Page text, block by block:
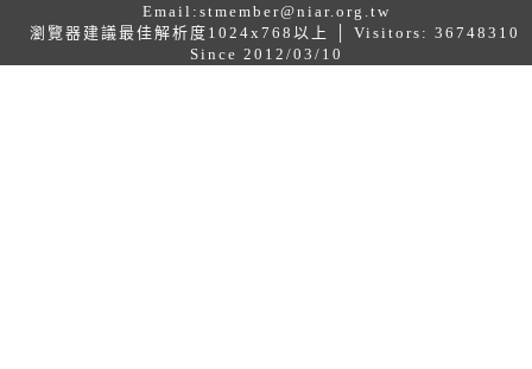
Email: stmember@niar.org.tw
瀏覽器建議最佳解析度1024x768以上 │ Visitors: 36748310
Since 2012/03/10